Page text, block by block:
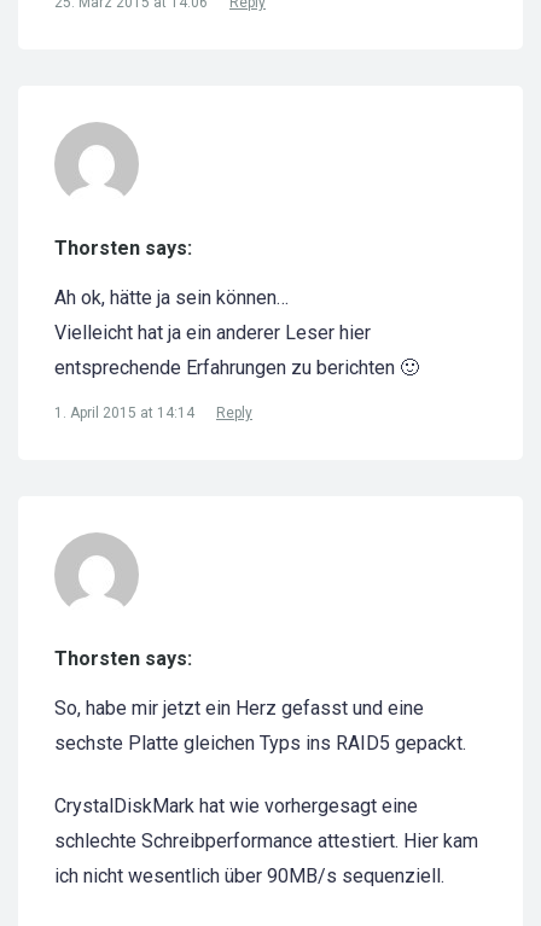
Thorsten says:
Ah ok, hätte ja sein können…
Vielleicht hat ja ein anderer Leser hier
entsprechende Erfahrungen zu berichten 🙂
1. April 2015 at 14:14 Reply
Thorsten says:
So, habe mir jetzt ein Herz gefasst und eine
sechste Platte gleichen Typs ins RAID5 gepackt.
CrystalDiskMark hat wie vorhergesagt eine
schlechte Schreibperformance attestiert. Hier kam
ich nicht wesentlich über 90MB/s sequenziell.